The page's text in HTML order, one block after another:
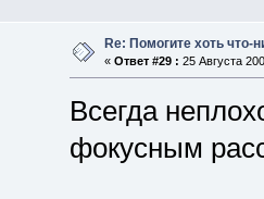
Re: Помогите хоть что-
« Ответ #29 : 25 Августа
Всегда
фокусным